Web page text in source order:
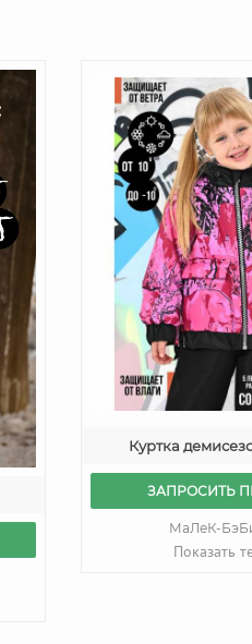
Куртка
ЗАПРОСИТЬ
МаЛеК-
Показать